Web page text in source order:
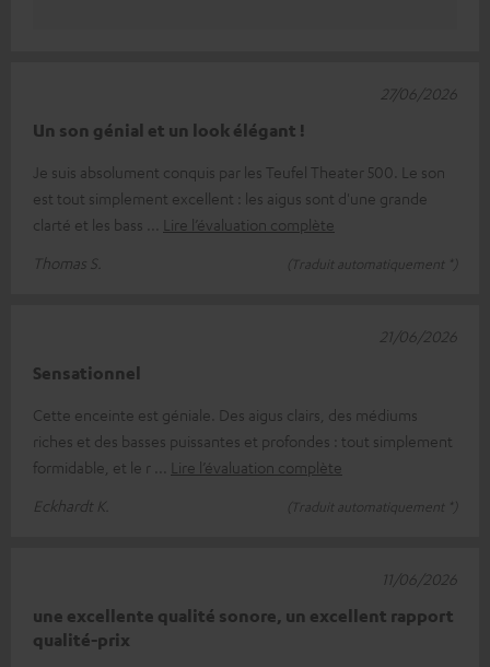
Un son génial et un look élégant !
Je suis absolument conquis par les Teufel Theater 500. Le son
est tout simplement excellent : les aigus sont d'une grande
clarté et les bass
Lire l’évaluation complète
Thomas S.
(Traduit automatiquement *)
27/06/2026
Sensationnel
Cette enceinte est géniale. Des aigus clairs, des médiums
riches et des basses puissantes et profondes : tout simplement
formidable, et le r
Lire l’évaluation complète
Eckhardt K.
(Traduit automatiquement *)
21/06/2026
une excellente qualité sonore, un excellent rapport
qualité-prix
11/06/2026